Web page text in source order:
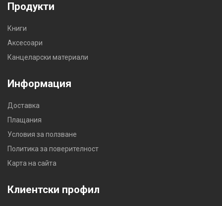
Продукти
Книги
Аксесоари
Канцеларски материали
Информация
Доставка
Плащания
Условия за ползване
Политика за поверителност
Карта на сайта
Клиентски профил